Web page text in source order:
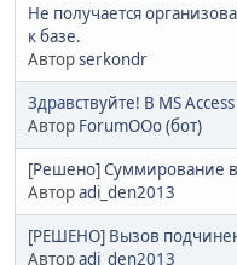
Не получается
к базе.
Авторserkondr
Здравствуйте! В MS
Автор ForumOOo (бот)
[Решено] Суммирование в
Авторadi_den2013
[РЕШЕНО] Вызов
Авторadi_den2013